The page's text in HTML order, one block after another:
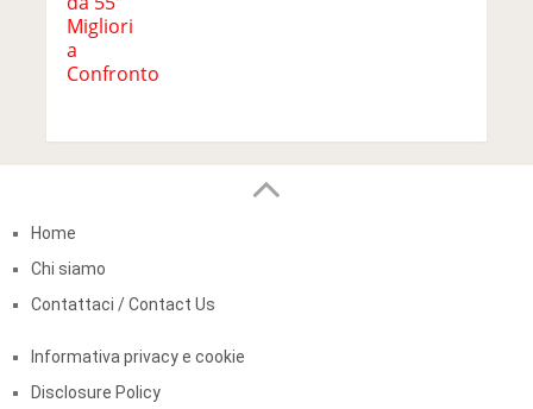
Home
Chi siamo
Contattaci / Contact Us
Informativa privacy e cookie
Disclosure Policy